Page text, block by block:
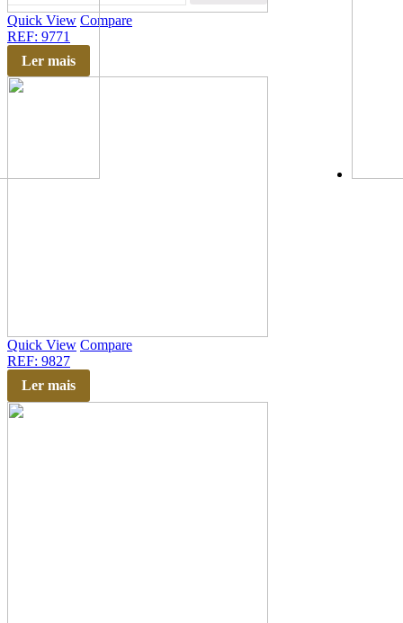
Quick View Compare
REF: 9771
Ler mais
Quick View Compare
REF: 9827
Ler mais